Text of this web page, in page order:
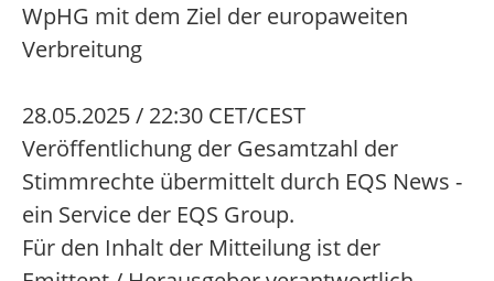
WpHG mit dem Ziel der europaweiten
Verbreitung
28.05.2025 / 22:30 CET/CEST
Veröffentlichung der Gesamtzahl der
Stimmrechte übermittelt durch EQS News -
ein Service der EQS Group.
Für den Inhalt der Mitteilung ist der